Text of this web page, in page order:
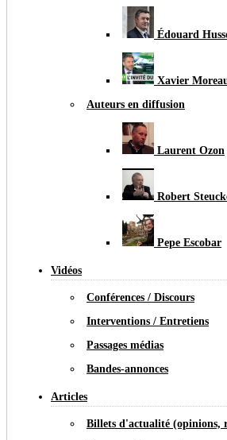
Édouard
Xavier
Auteurs en diffusion
Laurent Ozon
Robert
Pepe Escobar
Vidéos
Conférences / Discours
Interventions / Entretiens
Passages médias
Bandes-annonces
Articles
Billets d'actualité (opinions,